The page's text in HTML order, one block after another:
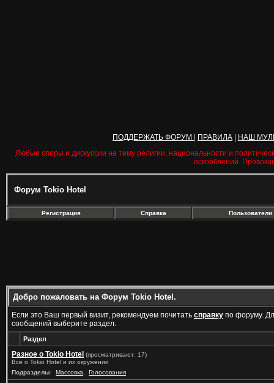
ПОДДЕРЖАТЬ ФОРУМ ПРАВИЛА
НАШ
Любые споры и дискуссии на тему религии, национальности и
оскорблений.
Форум Tokio Hotel
Регистрация Справка Пользователи
Добро пожаловать на Форум Tokio Hotel.
Если это Ваш первый визит, рекомендуем почитать справку по форуму.
сообщений выберите раздел.
Раздел
Разное о Tokio Hotel (просматривают: 17)
Всё о Tokio Hotel и их окружении
Подразделы: Массовка Голосования